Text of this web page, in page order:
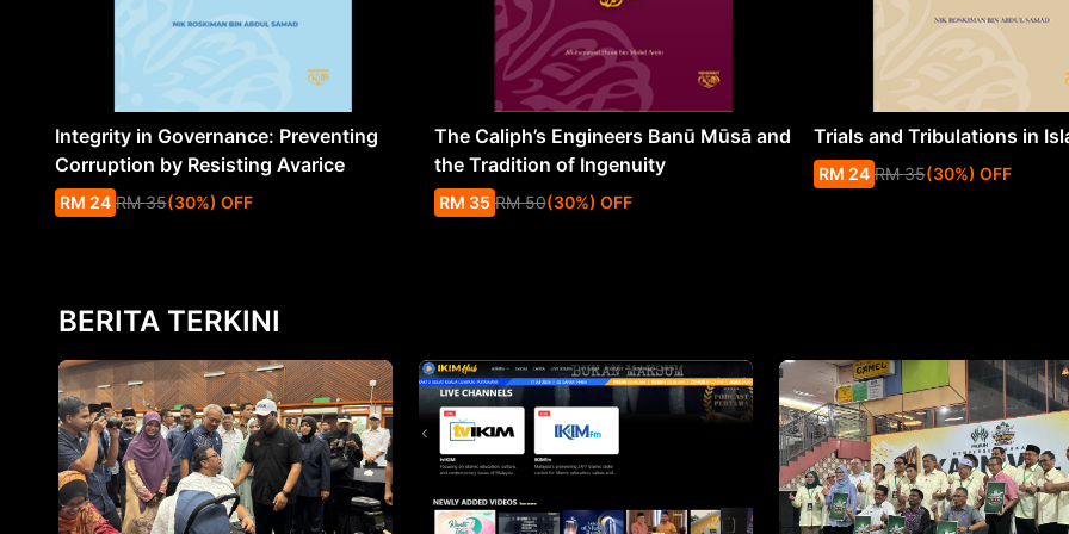
Integrity in Governance: Preventing
Corruption by Resisting Avarice
RM 24 RM 35(30%) OFF
The Caliph’s Engineers Banū Mūsā and
the Tradition of Ingenuity
RM 35 RM 50(30%) OFF
Trials and Tribulations in
RM 24 RM 35(30%) OFF
BERITA TERKINI